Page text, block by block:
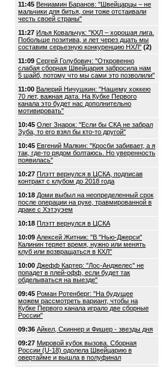
11:45 Вениамин Баранов: "Швейцарцы – не
мальчики для битья, они тоже отстаивали
честь своей страны"
11:27 Илья Ковальчук: "КХЛ – хорошая лига.
Побольше позитива, и лет через дцать мы
составим серьезную конкуренцию НХЛ" (2)
11:09 Сергей Голубович: "Откровенно
слабая сборная Швейцария забросила нам
5 шайб, потому что мы сами это позволили"
11:00 Валерий Ничушкин: "Нашему хоккею
70 лет, важная дата. На Кубке Первого
канала это будет нас дополнительно
мотивировать"
10:45 Олег Знарок: "Если бы СКА не забрал
Зуба, то его взял бы кто-то другой"
10:45 Евгений Малкин: "Кросби забивает, а я
так, где-то рядом болтаюсь. Но уверенность
появилась"
10:27 Плэтт вернулся в ЦСКА, подписав
контракт с клубом до 2018 года
10:18 Доми выбыл на неопределенный срок
после операции на руке, травмированной в
драке с Хэтэуэем
10:18 Плэтт вернулся в ЦСКА
10:09 Алексей Житник: "В "Нью-Джерси"
Калинин теряет время, нужно или менять
клуб или возвращаться в КХЛ"
10:00 Джефф Картер: "Лос-Анджелес" не
попадет в плей-офф, если будет так
обделываться на выезде"
09:45 Роман Ротенберг: "На будущее
можем рассмотреть вариант, чтобы на
Кубке Первого канала играло две сборные
России"
09:36 Айкел, Скиннер и Фишер - звезды дня
09:27 Мировой кубок вызова. Сборная
России (U-18) одолела Швейцарию в
овертайме и вышла в полуфинал